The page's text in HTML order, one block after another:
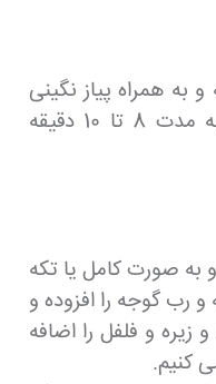
همراه پیاز نگینی
خرد شده در ظرف مورد نظر به مدت 8 تا 10 دقیقه
به صورت کامل یا تکه
رب گوجه را افزوده و
و فلفل را اضافه
کنیم.